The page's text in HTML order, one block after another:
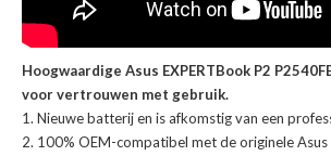
Hoogwaardige Asus EXPERTBook P2
voor vertrouwen met gebruik.
Nieuwe batterij en is afkomstig van een
100% OEM-compatibel met deoriginele Asus